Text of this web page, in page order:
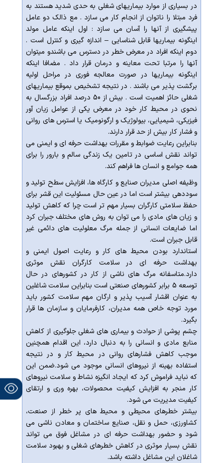
در بسیاری از موارد بیماریهای شغلی به حدی شدید هستند به
فرد مبتلا را ناتوان از انجام کار می سازد . مع ذالک دو عامل
پیشگیری از آنها را آسان می سازد : اول اینکه عامل مولد
اینگونه بیماریها قابل شناسایی – اندازه گیری و کنترل است .
دوم اینکه افراد در معرض خطر در دسترس می باشندو میتوان
آنها را مرتبا تحت معاینه و درمان قرار داد . مضافا اینکه
اینگونه بیماریها در صورت معالجه فوری در مراحل اولیه
برگشت پذیر می باشند . در نتیجه تشخیص بموقع بیماریهای
شغلی حائز اهمیت است .
بیش از 50 درصد افراد بزرگسال به
نحوی در محیط کار خود در معرض یکی از عوامل زیان آور
فیزیکی، شیمیایی، بیولوژیک و ارگونومیک یا استرس های روانی
و فشار کار بیش از حد قرار دارند.
بنابراین رعایت ضوابط و مقررات بهداشت حرفه ای و ایمنی می
تواند نقش اساسی در تامین یک زندگی سالم و بارور را برای
همه جوامع و انسان ها فراهم کند.
وظیفه اصلی مدیران صنایع و کارگاه ها، افزایش سطح تولید و
سوددهی بیشتر است اما در عین حال مسئولیت این قشر برای
حفظ سلامتی کارگران بسیار مهم تر است چرا که کاهش تولید
و زیان های مادی را می توان به روش های مختلف جبران کرد
اما ضایعات انسانی از جمله مرگ معلولیت های دائمی غیر
قابل جبران است.
استاندارد بودن محیط های کار و رعایت اصول ایمنی و
بهداشت حرفه ای در سلامت کارگران نقش موثری
دارد.متاسفانه مرگ های ناشی از کار در کشورهای در حال
توسعه 5 برابر کشورهای صنعتی است بنابراین سلامت شاغلین
به عنوان اقشار آسیب پذیر و ارگان مهم سلامت کشور باید
مورد توجه خاص همه مدیران، کارفرمایان و سازمان ها قرار
بگیرد.
چشم پوشی از حوادث و بیماری های شغلی جلوگیری از کاهش
منابع مادی و انسانی را به دنبال دارد، این اقدام همچنین
موجب کاهش فشارهای روانی در محیط کار و در نتیجه
استفاده بهینه از نیروهای انسانی موجود می شود.ضمن این
که نباید فراموش کرد که ایجاد انگیزه نشاط و سلامت نیروهای
کار منجر به افزایش کیفیت محصولات، بهره وری و ارتقای
کیفیت مدیریت می شود.
بیشتر خطرهای محیطی و محیط های پر خطر از صنعت،
کشاورزی، حمل و نقل، صنایع ساختمان و معادن ناشی می
شود و حضور بهداشت حرفه ای در مشاغل فوق می تواند
نقش بسیار موثری در کاهش خطرهای شغلی و بهبود سلامت
شاغلان این مشاغل داشته باشد.